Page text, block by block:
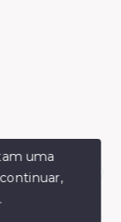
ajudar?
uma
.